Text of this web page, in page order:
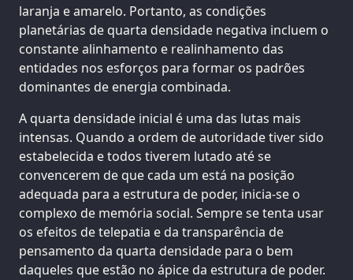
laranja e amarelo. Portanto, as condições
planetárias de quarta densidade negativa incluem o
constante alinhamento e realinhamento das
entidades nos esforços para formar os padrões
dominantes de energia combinada.
A quarta densidade inicial é uma das lutas mais
intensas. Quando a ordem de autoridade tiver sido
estabelecida e todos tiverem lutado até se
convencerem de que cada um está na posição
adequada para a estrutura de poder, inicia-se o
complexo de memória social. Sempre se tenta usar
os efeitos de telepatia e da transparência de
pensamento da quarta densidade para o bem
daqueles que estão no ápice da estrutura de poder.